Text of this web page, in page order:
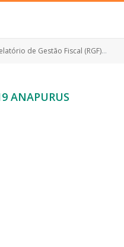
de Gestão Fiscal (RGF)
ANAPURUS